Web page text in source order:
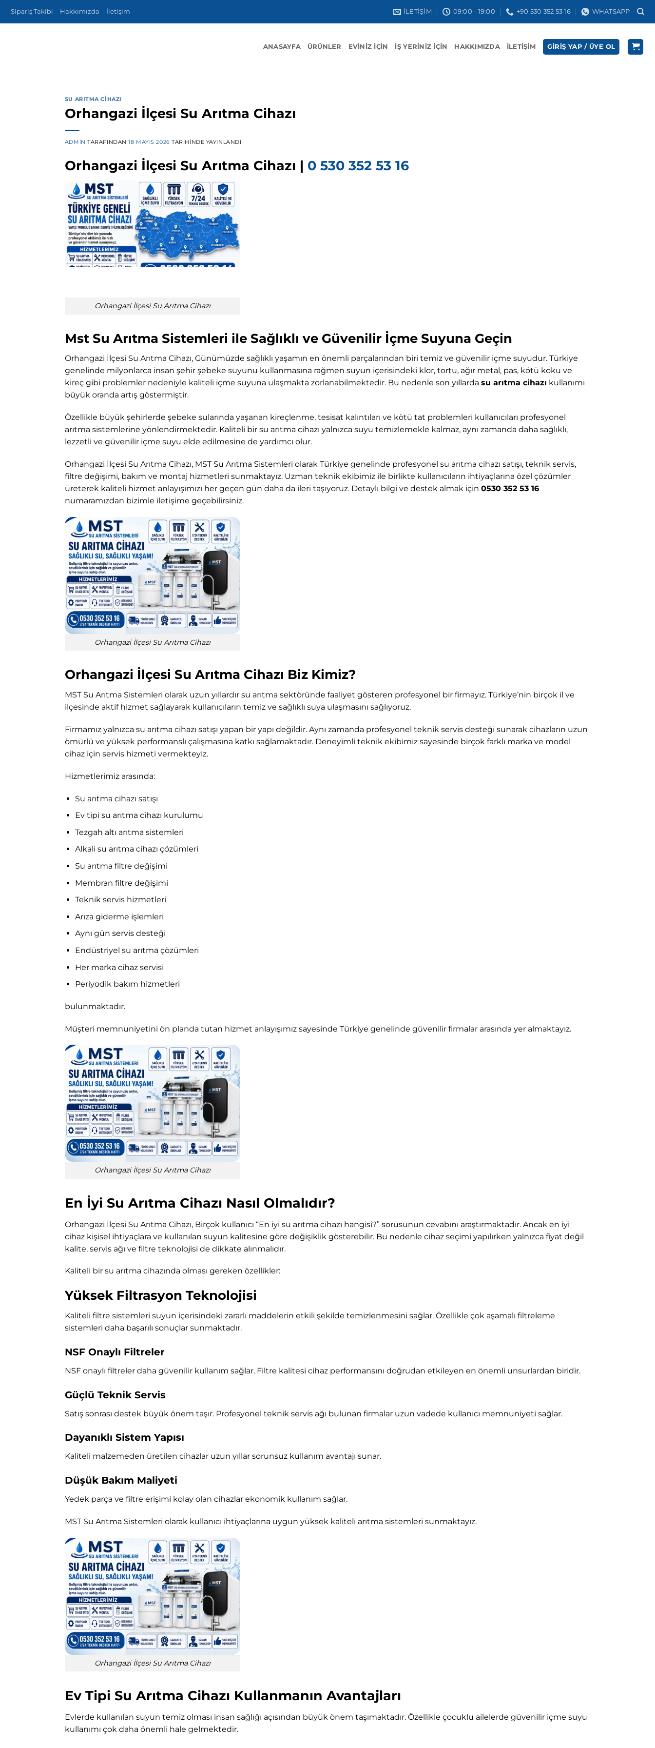
Sipariş Takibi Hakkımızda İletişim İLETIŞIM 09:00 - 19:00 +90 530 352 53 16 WHATSAPP
ANASAYFA ÜRÜNLER EVINIZ İÇIN İŞ YERINIZ İÇIN HAKKIMIZDA İLETIŞIM GIRIŞ YAP / ÜYE OL
SU ARITMA CIHAZI
Orhangazi İlçesi Su Arıtma Cihazı
ADMIN TARAFINDAN 18 MAYIS 2026 TARIHINDE YAYINLANDI
Orhangazi İlçesi Su Arıtma Cihazı | 0 530 352 53 16
Orhangazi İlçesi Su Arıtma Cihazı
Mst Su Arıtma Sistemleri ile Sağlıklı ve Güvenilir İçme Suyuna Geçin
Orhangazi İlçesi Su Arıtma Cihazı, Günümüzde sağlıklı yaşamın en önemli parçalarından biri temiz ve güvenilir içme suyudur. Türkiye
genelinde milyonlarca insan şehir şebeke suyunu kullanmasına rağmen suyun içerisindeki klor, tortu, ağır metal, pas, kötü koku ve
kireç gibi problemler nedeniyle kaliteli içme suyuna ulaşmakta zorlanabilmektedir. Bu nedenle son yıllarda su arıtma cihazı kullanımı
büyük oranda artış göstermiştir.
Özellikle büyük şehirlerde şebeke sularında yaşanan kireçlenme, tesisat kalıntıları ve kötü tat problemleri kullanıcıları profesyonel
arıtma sistemlerine yönlendirmektedir. Kaliteli bir su arıtma cihazı yalnızca suyu temizlemekle kalmaz, aynı zamanda daha sağlıklı,
lezzetli ve güvenilir içme suyu elde edilmesine de yardımcı olur.
Orhangazi İlçesi Su Arıtma Cihazı, MST Su Arıtma Sistemleri olarak Türkiye genelinde profesyonel su arıtma cihazı satışı, teknik servis,
filtre değişimi, bakım ve montaj hizmetleri sunmaktayız. Uzman teknik ekibimiz ile birlikte kullanıcıların ihtiyaçlarına özel çözümler
üreterek kaliteli hizmet anlayışımızı her geçen gün daha da ileri taşıyoruz. Detaylı bilgi ve destek almak için 0530 352 53 16
numaramızdan bizimle iletişime geçebilirsiniz.
Orhangazi İlçesi Su Arıtma Cihazı
Orhangazi İlçesi Su Arıtma Cihazı Biz Kimiz?
MST Su Arıtma Sistemleri olarak uzun yıllardır su arıtma sektöründe faaliyet gösteren profesyonel bir firmayız. Türkiye’nin birçok il ve
ilçesinde aktif hizmet sağlayarak kullanıcıların temiz ve sağlıklı suya ulaşmasını sağlıyoruz.
Firmamız yalnızca su arıtma cihazı satışı yapan bir yapı değildir. Aynı zamanda profesyonel teknik servis desteği sunarak cihazların uzun
ömürlü ve yüksek performanslı çalışmasına katkı sağlamaktadır. Deneyimli teknik ekibimiz sayesinde birçok farklı marka ve model
cihaz için servis hizmeti vermekteyiz.
Hizmetlerimiz arasında:
Su arıtma cihazı satışı
Ev tipi su arıtma cihazı kurulumu
Tezgah altı arıtma sistemleri
Alkali su arıtma cihazı çözümleri
Su arıtma filtre değişimi
Membran filtre değişimi
Teknik servis hizmetleri
Arıza giderme işlemleri
Aynı gün servis desteği
Endüstriyel su arıtma çözümleri
Her marka cihaz servisi
Periyodik bakım hizmetleri
bulunmaktadır.
Müşteri memnuniyetini ön planda tutan hizmet anlayışımız sayesinde Türkiye genelinde güvenilir firmalar arasında yer almaktayız.
Orhangazi İlçesi Su Arıtma Cihazı
En İyi Su Arıtma Cihazı Nasıl Olmalıdır?
Orhangazi İlçesi Su Arıtma Cihazı, Birçok kullanıcı “En iyi su arıtma cihazı hangisi?” sorusunun cevabını araştırmaktadır. Ancak en iyi
cihaz kişisel ihtiyaçlara ve kullanılan suyun kalitesine göre değişiklik gösterebilir. Bu nedenle cihaz seçimi yapılırken yalnızca fiyat değil
kalite, servis ağı ve filtre teknolojisi de dikkate alınmalıdır.
Kaliteli bir su arıtma cihazında olması gereken özellikler:
Yüksek Filtrasyon Teknolojisi
Kaliteli filtre sistemleri suyun içerisindeki zararlı maddelerin etkili şekilde temizlenmesini sağlar. Özellikle çok aşamalı filtreleme
sistemleri daha başarılı sonuçlar sunmaktadır.
NSF Onaylı Filtreler
NSF onaylı filtreler daha güvenilir kullanım sağlar. Filtre kalitesi cihaz performansını doğrudan etkileyen en önemli unsurlardan biridir.
Güçlü Teknik Servis
Satış sonrası destek büyük önem taşır. Profesyonel teknik servis ağı bulunan firmalar uzun vadede kullanıcı memnuniyeti sağlar.
Dayanıklı Sistem Yapısı
Kaliteli malzemeden üretilen cihazlar uzun yıllar sorunsuz kullanım avantajı sunar.
Düşük Bakım Maliyeti
Yedek parça ve filtre erişimi kolay olan cihazlar ekonomik kullanım sağlar.
MST Su Arıtma Sistemleri olarak kullanıcı ihtiyaçlarına uygun yüksek kaliteli arıtma sistemleri sunmaktayız.
Orhangazi İlçesi Su Arıtma Cihazı
Ev Tipi Su Arıtma Cihazı Kullanmanın Avantajları
Evlerde kullanılan suyun temiz olması insan sağlığı açısından büyük önem taşımaktadır. Özellikle çocuklu ailelerde güvenilir içme suyu
kullanımı çok daha önemli hale gelmektedir.